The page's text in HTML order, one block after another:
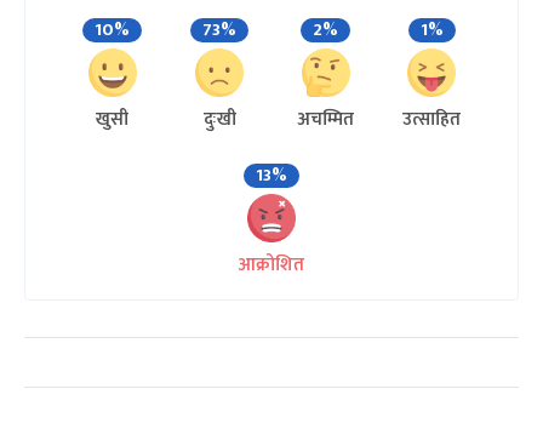
10%
खुसी
73%
दुःखी
2%
अचम्मित
1%
उत्साहित
13%
आक्रोशित